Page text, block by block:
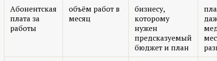
Абонентская
плата за
работы
объём работ в
месяц
бизнесу,
которому
нужен
предсказуемый
бюджет и план